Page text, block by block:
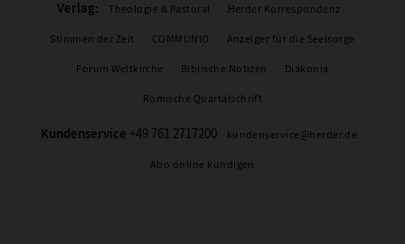
Verlag: Theologie & Pastoral Herder Korrespondenz
Stimmen der Zeit COMMUNIO Anzeiger für die Seelsorge
Forum Weltkirche Biblische Notizen Diakonia
Römische Quartalschrift
Kundenservice +49 761 2717200 kundenservice@herder.de
Abo online kündigen